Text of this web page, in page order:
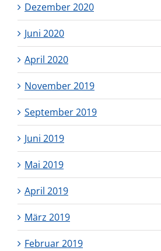
Dezember 2020
Juni 2020
April 2020
November 2019
September 2019
Juni 2019
Mai 2019
April 2019
März 2019
Februar 2019